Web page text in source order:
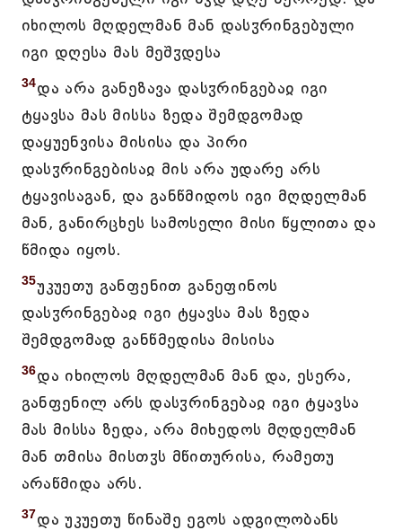
იხილოს მღდელმან მან დასჳრინგებული
იგი დღესა მას მეშჳდესა
34და არა განეზავა დასჳრინგებაჲ იგი
ტყავსა მას მისსა ზედა შემდგომად
დაყუენვისა მისისა და პირი
დასჳრინგებისაჲ მის არა უდარე არს
ტყავისაგან, და განწმიდოს იგი მღდელმან
მან, განირცხეს სამოსელი მისი წყლითა და
წმიდა იყოს.
35უკუეთუ განფენით განეფინოს
დასჳრინგებაჲ იგი ტყავსა მას ზედა
შემდგომად განწმედისა მისისა
36და იხილოს მღდელმან მან და, ესერა,
განფენილ არს დასჳრინგებაჲ იგი ტყავსა
მას მისსა ზედა, არა მიხედოს მღდელმან
მან თმისა მისთჳს მწითურისა, რამეთუ
არაწმიდა არს.
37და უკუეთუ წინაშე ეგოს ადგილობანს